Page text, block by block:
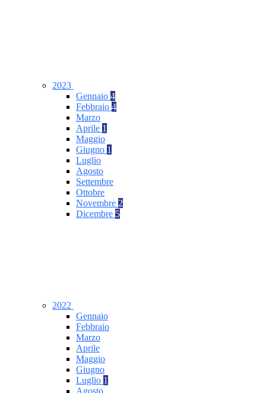
2023
Gennaio 4
Febbraio 4
Marzo
Aprile 1
Maggio
Giugno 1
Luglio
Agosto
Settembre
Ottobre
Novembre 2
Dicembre 5
2022
Gennaio
Febbraio
Marzo
Aprile
Maggio
Giugno
Luglio 1